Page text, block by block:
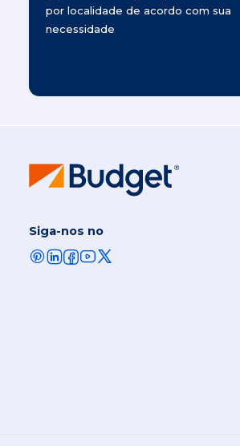
por localidade de acordo com sua
necessidade
Siga-nos no